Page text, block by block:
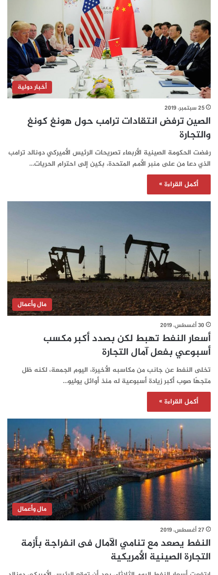
أخبار دولية
25 سبتمبر، 2019
الصين ترفض انتقادات ترامب حول هونغ كونغ
والتجارة
رفضت الحكومة الصينية الأربعاء تصريحات الرئيس الأميركي دونالد ترامب
الذي دعا من على منبر الأمم المتحدة، بكين إلى احترام الحريات…
أكمل القراءة »
مال وأعمال
30 أغسطس، 2019
أسعار النفط تهبط لكن بصدد أكبر مكسب
أسبوعي بفعل آمال التجارة
تخلى النفط عن جانب من مكاسبه الأخيرة، اليوم الجمعة، لكنه ظل
متجهًا صوب أكبر زيادة أسبوعية له منذ أوائل يوليو…
أكمل القراءة »
مال وأعمال
27 أغسطس، 2019
النفط يصعد مع تنامي الآمال فى انفراجة بأزمة
التجارة الصينية الأمريكية